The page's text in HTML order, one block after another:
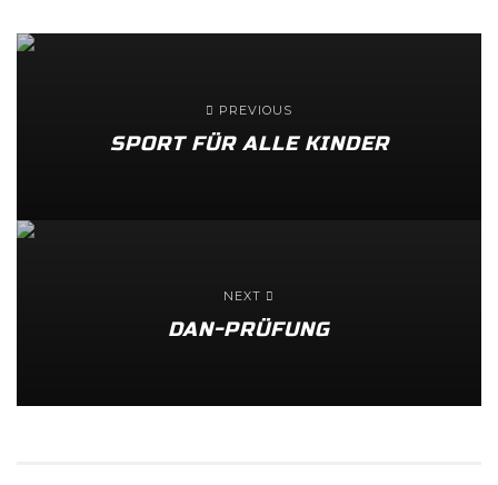
PREVIOUS
SPORT FÜR ALLE KINDER
NEXT
DAN-PRÜFUNG